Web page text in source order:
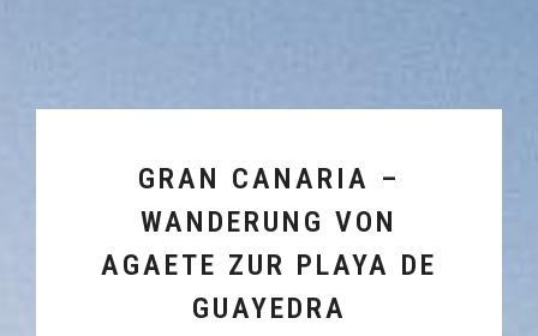
GRAN CANARIA –
WANDERUNG VON
AGAETE ZUR PLAYA DE
GUAYEDRA